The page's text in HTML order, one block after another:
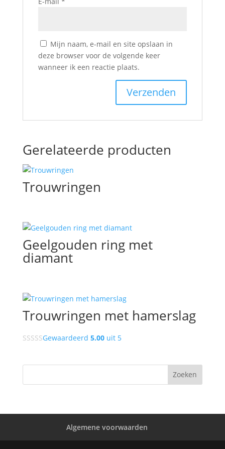
Mijn naam, e-mail en site opslaan in
deze browser voor de volgende keer
wanneer ik een reactie plaats.
Gerelateerde producten
Trouwringen
Geelgouden ring met
diamant
Trouwringen met hamerslag
Gewaardeerd 5.00uit 5
Algemene voorwaarden